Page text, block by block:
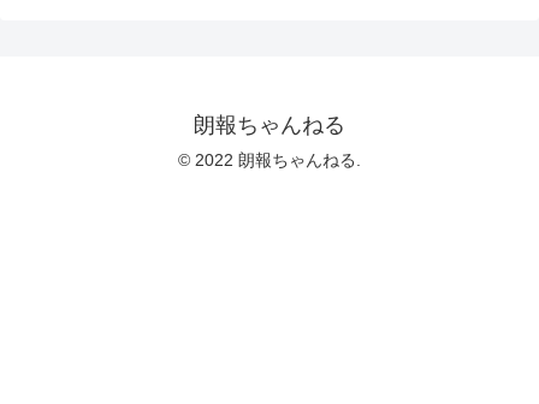
朗報ちゃんねる
© 2022 朗報ちゃんねる.